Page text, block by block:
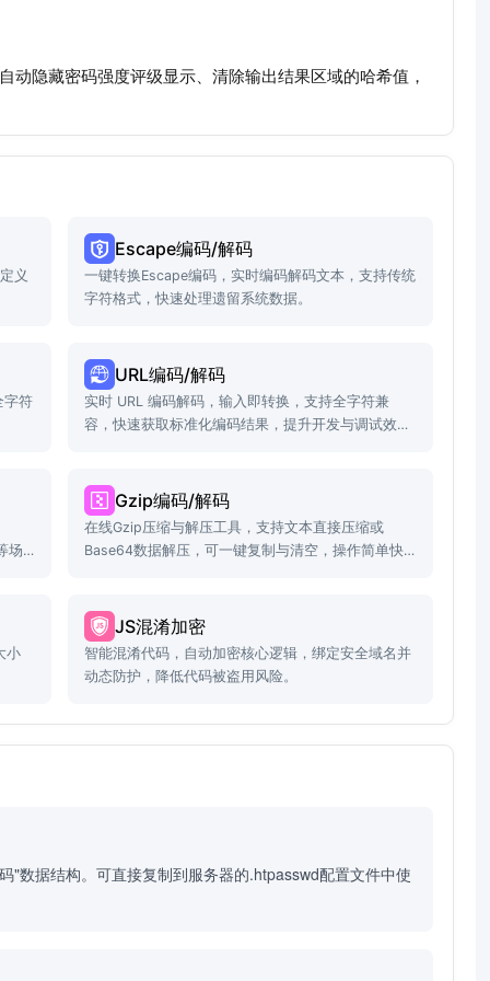
隐藏密码强度评级显示、清除输出结果区域的哈希值，
义
Escape编码/解码
一键转换Escape编码，实时编码解码文本，支持传统
字符格式，快速处理遗留系统数据。
字符
URL编码/解码
实时 URL 编码解码，输入即转换，支持全字符兼
容，快速获取标准化编码结果，提升开发与调试效
场
Gzip编码/解码
在线Gzip压缩与解压工具，支持文本直接压缩或
Base64数据解压，可一键复制与清空，操作简单快
小
JS混淆加密
智能混淆代码，自动加密核心逻辑，绑定安全域名并
动态防护，降低代码被盗用风险。
"数据结构。可直接复制到服务器的.htpasswd配置文件中使